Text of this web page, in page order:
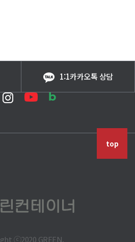
1:1카카오톡 상담
top
ⓒ2020 GREEN.